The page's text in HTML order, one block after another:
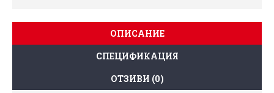
ОПИСАНИЕ
СПЕЦИФИКАЦИЯ
ОТЗИВИ (0)